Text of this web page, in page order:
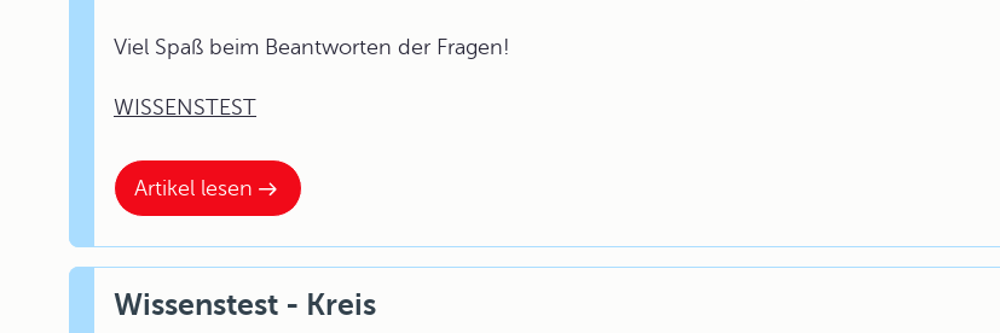
Artikel lesen
Viel Spaß beim Beantworten der Fragen!
WISSENSTEST
Wissenstest - Kreis